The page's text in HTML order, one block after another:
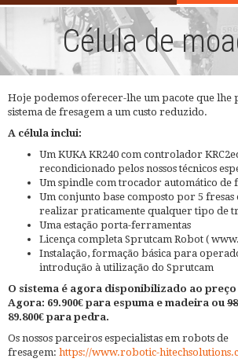
Célula de
Hoje podemos oferecer-lhe um pacote que
sistema de fresagem a um custo reduzido.
A célula inclui:
Um KUKA KR240 com controlador
recondicionado pelos nossos técnicos
Um spindle com trocador automático de
Um conjunto base composto por 5 fresas
realizar praticamente qualquer tipo de
Uma estação porta-ferramentas
Licença completa Sprutcam Robot (
Instalação, formação básica para
introdução à utilização do Sprutcam
O sistema é agora disponibilizado ao preço
Agora: 69.900€ para espuma e madeira ou
89.800€ para pedra.
Os nossos parceiros especialistas em robots de
fresagem: https://www.robotic-